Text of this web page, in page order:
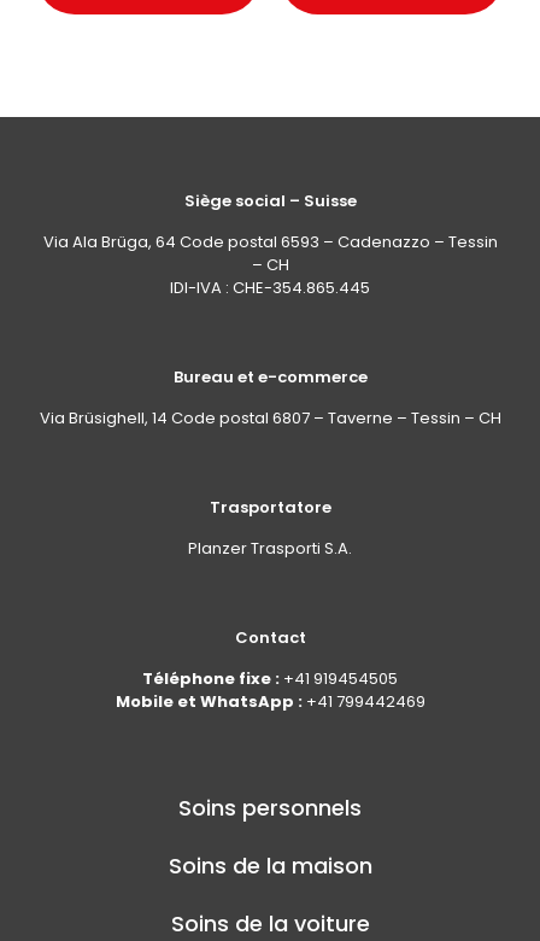
Siège social – Suisse
Via Ala Brüga, 64 Code postal 6593 – Cadenazzo – Tessin
– CH
IDI-IVA : CHE-354.865.445
Bureau et e-commerce
Via Brüsighell, 14 Code postal 6807 – Taverne – Tessin – CH
Trasportatore
Planzer Trasporti S.A.
Contact
Téléphone fixe : +41 919454505
Mobile et WhatsApp : +41 799442469
Soins personnels
Soins de la maison
Soins de la voiture